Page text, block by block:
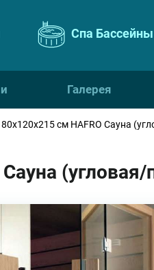
Спа Бассейны
Галерея
см HAFRO Сауна
(угловая/